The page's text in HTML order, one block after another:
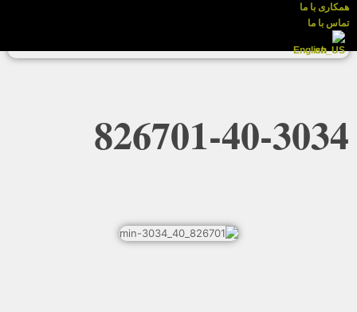
همکاری با ما
تماس با ما
English
826701-40-3034